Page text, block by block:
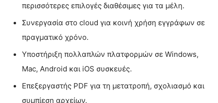
περισσότερες επιλογές διαθέσιμες για τα μέλη.
Συνεργασία στο cloud για κοινή χρήση εγγράφων σε
πραγματικό χρόνο.
Υποστήριξη πολλαπλών πλατφορμών σε Windows,
Mac, Android και iOS συσκευές.
Επεξεργαστής PDF για τη μετατροπή, σχολιασμό και
συμπίεση αρχείων.